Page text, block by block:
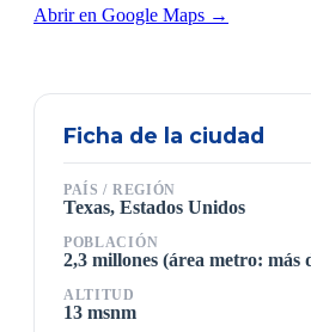
Abrir en Google Maps →
Ficha de la ciudad
PAÍS / REGIÓN
Texas, Estados Unidos
POBLACIÓN
2,3 millones (área metro: más
ALTITUD
13 msnm